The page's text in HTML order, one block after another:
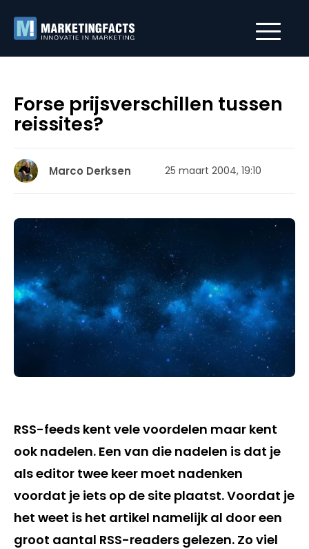
Forse prijsverschillen tussen
reissites?
Marco Derksen 25 maart 2004, 19:10
RSS-feeds kent vele voordelen maar kent
ook nadelen. Een van die nadelen is dat je
als editor twee keer moet nadenken
voordat je iets op de site plaatst. Voordat je
het weet is het artikel namelijk al door een
groot aantal RSS-readers gelezen. Zo viel